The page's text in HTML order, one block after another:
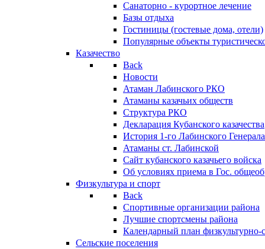
Санаторно - курортное лечение
Базы отдыха
Гостиницы (гостевые дома, отели)
Популярные объекты
Казачество
Back
Новости
Атаман Лабинского РКО
Атаманы казачьих обществ
Структура РКО
Декларация Кубанского казачества
История 1-го Лабинского
Атаманы ст. Лабинской
Cайт кубанского казачьего войска
Об условиях приема в Гос.
Физкультура и спорт
Back
Спортивные организации района
Лучшие спортсмены района
Календарный план
Сельские поселения